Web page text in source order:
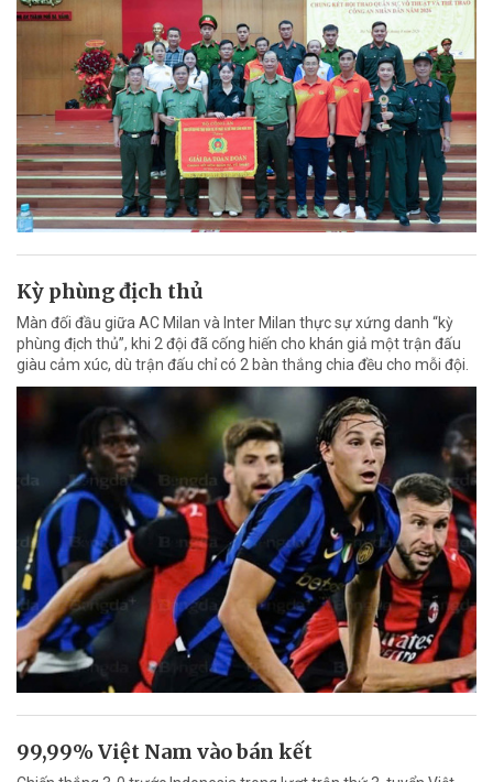
Kỳ phùng địch thủ
Màn đối đầu giữa AC Milan và Inter Milan thực sự xứng danh “kỳ
phùng địch thủ”, khi 2 đội đã cống hiến cho khán giả một trận đấu
giàu cảm xúc, dù trận đấu chỉ có 2 bàn thắng chia đều cho mỗi đội.
99,99% Việt Nam vào bán kết